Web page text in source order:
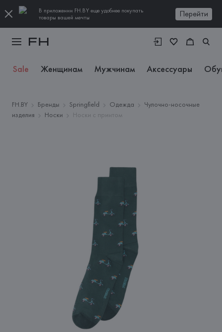
В приложении FH.BY еще удобнее покупать
товары вашей мечты
Перейти
Sale Женщинам Мужчинам Аксессуары
FH.BY Бренды Springfield Одежда
Чулочно-носочные
изделия
Носки Носки с принтом